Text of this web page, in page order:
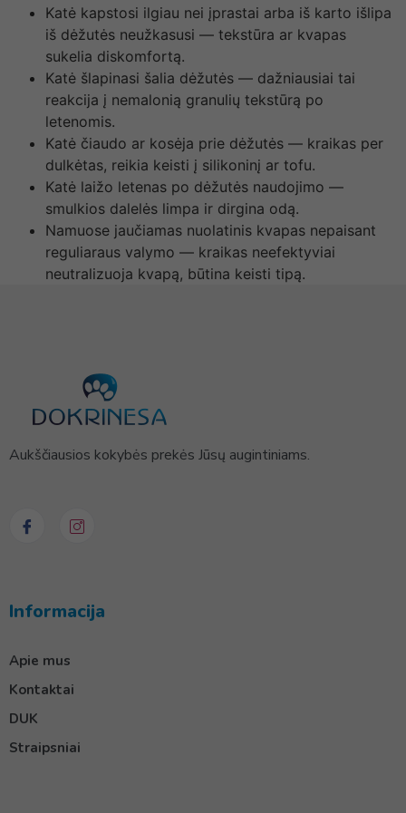
Katė kapstosi ilgiau nei įprastai arba iš karto išlipa
iš dėžutės neužkasusi — tekstūra ar kvapas
sukelia diskomfortą.
Katė šlapinasi šalia dėžutės — dažniausiai tai
reakcija į nemalonią granulių tekstūrą po
letenomis.
Katė čiaudo ar kosėja prie dėžutės — kraikas per
dulkėtas, reikia keisti į silikoninį ar tofu.
Katė laižo letenas po dėžutės naudojimo —
smulkios dalelės limpa ir dirgina odą.
Namuose jaučiamas nuolatinis kvapas nepaisant
reguliaraus valymo — kraikas neefektyviai
neutralizuoja kvapą, būtina keisti tipą.
Aukščiausios kokybės prekės Jūsų augintiniams.
Informacija
Apie mus
Kontaktai
DUK
Straipsniai